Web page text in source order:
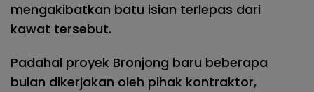
mengakibatkan batu isian terlepas dari
kawat tersebut.
Padahal proyek Bronjong baru beberapa
bulan dikerjakan oleh pihak kontraktor,